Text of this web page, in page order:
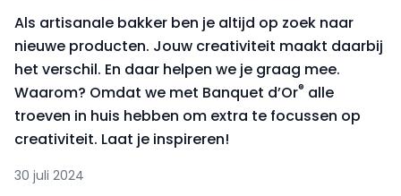
Als artisanale bakker ben je altijd op zoek naar
nieuwe producten. Jouw creativiteit maakt daarbij
het verschil. En daar helpen we je graag mee.
Waarom? Omdat we met Banquet d’Or® alle
troeven in huis hebben om extra te focussen op
creativiteit. Laat je inspireren!
30 juli 2024